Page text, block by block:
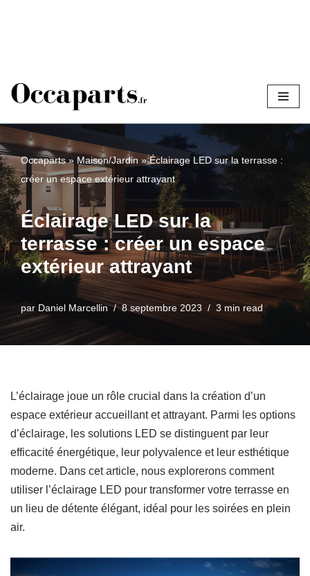
au
contenu
Occaparts» Maison/Jardin »Éclairage LED sur la terrasse :
créer un espace extérieur attrayant
Éclairage LED sur la
terrasse : créer un espace
extérieur attrayant
par Daniel Marcellin 8 septembre 2023 3 min read
L’éclairage joue un rôle crucial dans la création d’un
espace extérieur accueillant et attrayant. Parmi les options
d’éclairage, les solutions LED se distinguent par leur
efficacité énergétique, leur polyvalence et leur esthétique
moderne. Dans cet article, nous explorerons comment
utiliser l’éclairage LED pour transformer votre terrasse en
un lieu de détente élégant, idéal pour les soirées en plein
air.